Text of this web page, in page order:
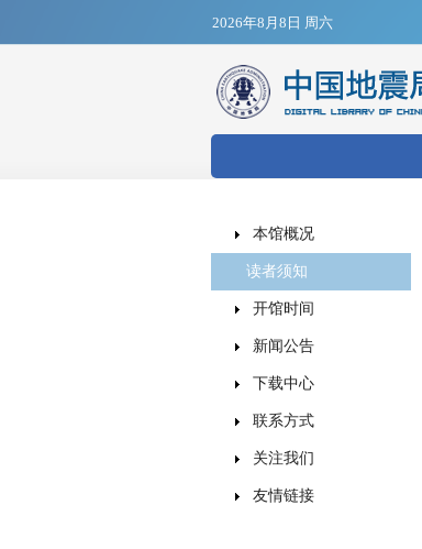
2026年8月8日 周六
本馆概况
读者须知
开馆时间
新闻公告
下载中心
联系方式
关注我们
友情链接